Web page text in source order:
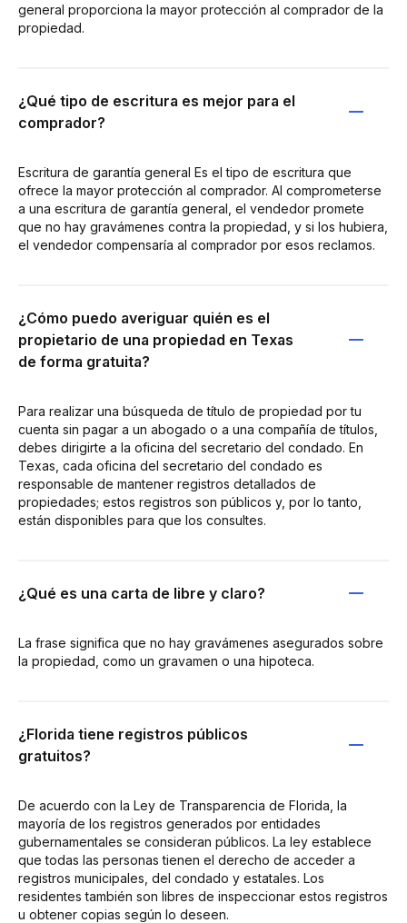
general proporciona la mayor protección al comprador de la
propiedad.
¿Qué tipo de escritura es mejor para el
comprador?
Escritura de garantía general Es el tipo de escritura que
ofrece la mayor protección al comprador. Al comprometerse
a una escritura de garantía general, el vendedor promete
que no hay gravámenes contra la propiedad, y si los hubiera,
el vendedor compensaría al comprador por esos reclamos.
¿Cómo puedo averiguar quién es el
propietario de una propiedad en Texas
de forma gratuita?
Para realizar una búsqueda de título de propiedad por tu
cuenta sin pagar a un abogado o a una compañía de títulos,
debes dirigirte a la oficina del secretario del condado. En
Texas, cada oficina del secretario del condado es
responsable de mantener registros detallados de
propiedades; estos registros son públicos y, por lo tanto,
están disponibles para que los consultes.
¿Qué es una carta de libre y claro?
La frase significa que no hay gravámenes asegurados sobre
la propiedad, como un gravamen o una hipoteca.
¿Florida tiene registros públicos
gratuitos?
De acuerdo con la Ley de Transparencia de Florida, la
mayoría de los registros generados por entidades
gubernamentales se consideran públicos. La ley establece
que todas las personas tienen el derecho de acceder a
registros municipales, del condado y estatales. Los
residentes también son libres de inspeccionar estos registros
u obtener copias según lo deseen.